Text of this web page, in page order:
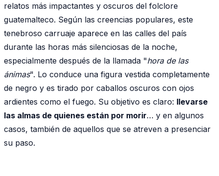
relatos más impactantes y oscuros del folclore
guatemalteco. Según las creencias populares, este
tenebroso carruaje aparece en las calles del país
durante las horas más silenciosas de la noche,
especialmente después de la llamada "hora de las
ánimas". Lo conduce una figura vestida completamente
de negro y es tirado por caballos oscuros con ojos
ardientes como el fuego. Su objetivo es claro: llevarse
las almas de quienes están por morir… y en algunos
casos, también de aquellos que se atreven a presenciar
su paso.